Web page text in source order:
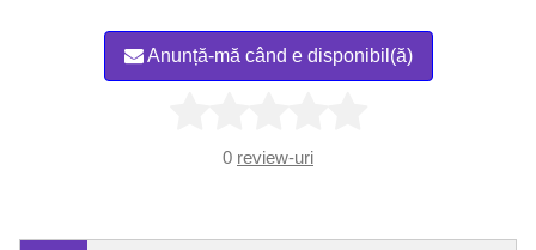
Anunță-mă când e disponibil(ă)
0 review-uri